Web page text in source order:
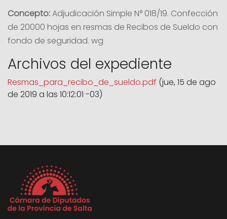
Concepto:Adjudicación Simple N° 018/19. Confección
de 20000 hojas en resmas de Recibos de Sueldo con
fondo de seguridad. wg
Archivos del expediente
Resmas_para_recibo_de_sueldo.pdf (jue, 15 de ago
de 2019 a las 10:12:01 -03)